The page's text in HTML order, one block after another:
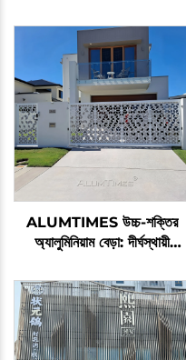
ALUMTIMES উচ্চ-শক্তির
অ্যালুমিনিয়াম বেড়া: দীর্ঘস্থায়ী
মরিচা-প্রতিরোধী